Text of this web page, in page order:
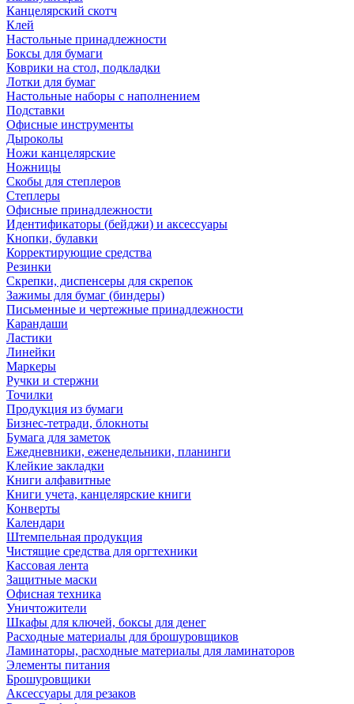
Канцелярский скотч
Клей
Настольные принадлежности
Боксы для бумаги
Коврики на стол, подкладки
Лотки для бумаг
Настольные наборы с наполнением
Подставки
Офисные инструменты
Дыроколы
Ножи канцелярские
Ножницы
Скобы для степлеров
Степлеры
Офисные принадлежности
Идентификаторы (бейджи) и аксессуары
Кнопки, булавки
Корректирующие средства
Резинки
Скрепки, диспенсеры для скрепок
Зажимы для бумаг (биндеры)
Письменные и чертежные принадлежности
Карандаши
Ластики
Линейки
Маркеры
Ручки и стержни
Точилки
Продукция из бумаги
Бизнес-тетради, блокноты
Бумага для заметок
Ежедневники, еженедельники, планинги
Клейкие закладки
Книги алфавитные
Книги учета, канцелярские книги
Конверты
Календари
Штемпельная продукция
Чистящие средства для оргтехники
Кассовая лента
Защитные маски
Офисная техника
Уничтожители
Шкафы для ключей, боксы для денег
Расходные материалы для брошуровщиков
Ламинаторы, расходные материалы для ламинаторов
Элементы питания
Брошуровщики
Аксессуары для резаков